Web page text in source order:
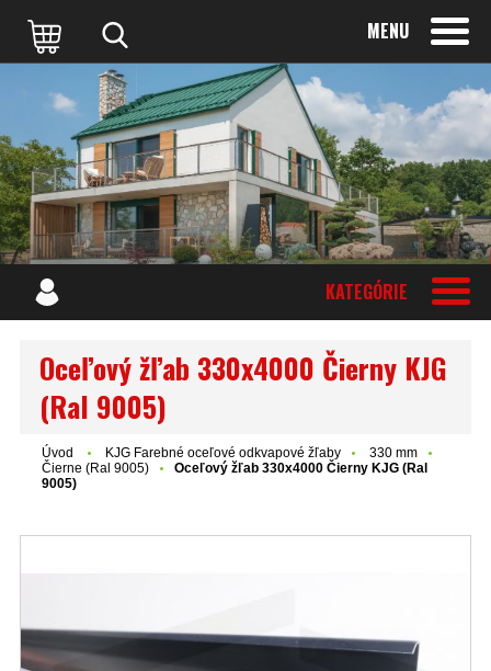
MENU
KATEGÓRIE
Oceľový žľab 330x4000 Čierny KJG
(Ral 9005)
Úvod KJG Farebné oceľové odkvapové žľaby
330 mm
Čierne (Ral 9005)
Oceľový žľab 330x4000 Čierny KJG (Ral
9005)